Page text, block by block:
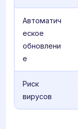
Автоматич
еское
обновлени
е
Риск
вирусов